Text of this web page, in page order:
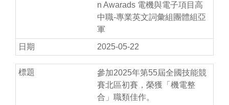
n Awarads 電機與電子項目高
中職-專業英文詞彙組團體組亞
軍
2025-05-22
參加2025年第55屆全國技能競
賽北區初賽，榮獲「機電整
合」職類佳作。